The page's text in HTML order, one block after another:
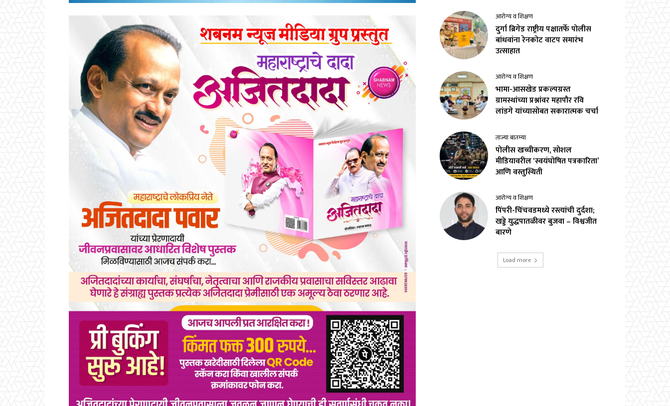
आरोग्य व शिक्षण
दुर्गा ब्रिगेड राष्ट्रीय पक्षातर्फे पोलीस
बांधवांना रेनकोट वाटप समारंभ
उत्साहात
आरोग्य व शिक्षण
भामा-आसखेड प्रकल्पग्रस्त
ग्रामस्थांच्या प्रश्नांवर महापौर रवि
लांडगे यांच्यासोबत सकारात्मक चर्चा
ताज्या बातम्या
पोलीस खच्चीकरण, सोशल
मीडियावरील ‘स्वयंघोषित पत्रकारिता’
आणि वस्तुस्थिती
आरोग्य व शिक्षण
पिंपरी-चिंचवडमध्ये रस्त्यांची दुर्दशा;
खड्डे युद्धपातळीवर बुजवा – विश्वजीत
बारणे
Load more